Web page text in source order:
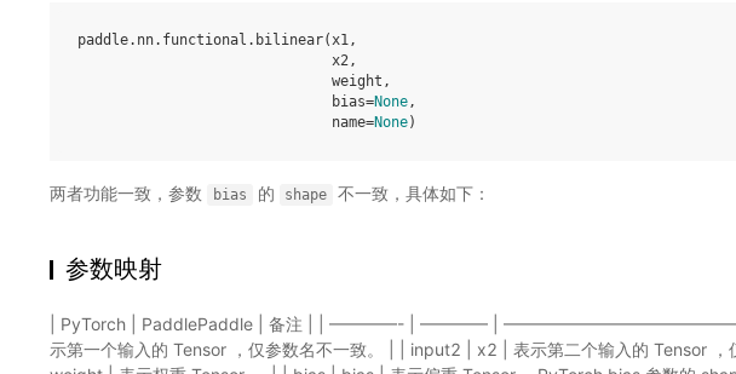
paddle. nn. functional . bilinear(x1,
x2,
weight ,
bias=None,
name=None)
两者功能一致，参数 bias 的 shape 不一致，具体如下：
参数映射
| PyTorch | PaddlePaddle | 备注 | | ————- | ———— |
示第一个输入的 Tensor ，仅参数名不一致。 | | input2 | x2 | 表示第二个输入的 Tensor ，